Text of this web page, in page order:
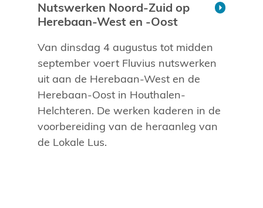
Nutswerken Noord-Zuid op
Herebaan-West en -Oost
Van dinsdag 4 augustus tot midden
september voert Fluvius nutswerken
uit aan de Herebaan-West en de
Herebaan-Oost in Houthalen-
Helchteren. De werken kaderen in de
voorbereiding van de heraanleg van
de Lokale Lus.